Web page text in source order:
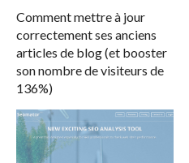
Comment mettre à jour
correctement ses anciens
articles de blog (et booster
son nombre de visiteurs de
136%)